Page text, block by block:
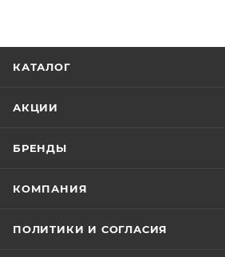
КАТАЛОГ
АКЦИИ
БРЕНДЫ
КОМПАНИЯ
ПОЛИТИКИ И СОГЛАСИЯ